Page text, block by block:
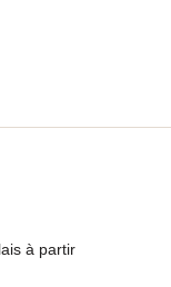
à partir